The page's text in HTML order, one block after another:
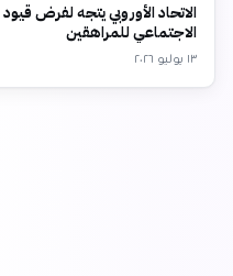
الاتحاد الأوروبي يتجه لفرض
الاجتماعي للمراهقين
١٣ يوليو ٢٠٢٦